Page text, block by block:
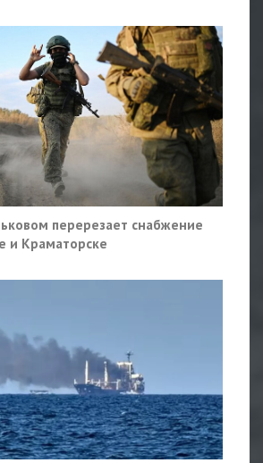
перерезает снабжение
и Краматорске